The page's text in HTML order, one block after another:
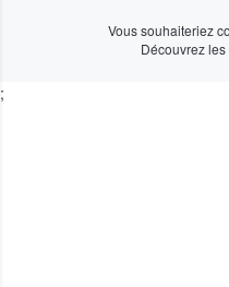
Vous souhaiteriez
Découvrez
;